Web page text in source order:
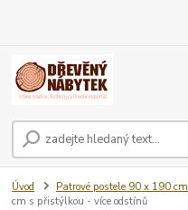
Úvod Patrové postele 90 x 190 cm
cm s přistýlkou - více odstínů